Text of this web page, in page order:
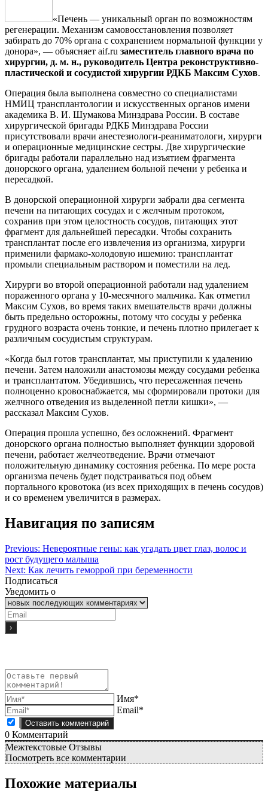
«Печень — уникальный орган по возможностям
регенерации. Механизм самовосстановления позволяет
забирать до 70% органа с сохранением нормальной функции у
донора», — объясняет aif.ru заместитель главного врача по
хирургии, д. м. н., руководитель Центра реконструктивно-
пластической и сосудистой хирургии РДКБ Максим Сухов.
Операция была выполнена совместно со специалистами
НМИЦ трансплантологии и искусственных органов имени
академика В. И. Шумакова Минздрава России. В составе
хирургической бригады РДКБ Минздрава России
присутствовали врачи анестезиологи-реаниматологи, хирурги
и операционные медицинские сестры. Две хирургические
бригады работали параллельно над изъятием фрагмента
донорского органа, удалением больной печени у ребенка и
пересадкой.
В донорской операционной хирурги забрали два сегмента
печени на питающих сосудах и с желчным протоком,
сохранив при этом целостность сосудов, питающих этот
фрагмент для дальнейшей пересадки. Чтобы сохранить
трансплантат после его извлечения из организма, хирурги
применили фармако-холодовую ишемию: трансплантат
промыли специальным раствором и поместили на лед.
Хирурги во второй операционной работали над удалением
пораженного органа у 10-месячного мальчика. Как отметил
Максим Сухов, во время таких вмешательств врачи должны
быть предельно осторожны, потому что сосуды у ребенка
грудного возраста очень тонкие, и печень плотно прилегает к
различным сосудистым структурам.
«Когда был готов трансплантат, мы приступили к удалению
печени. Затем наложили анастомозы между сосудами ребенка
и трансплантатом. Убедившись, что пересаженная печень
полноценно кровоснабжается, мы сформировали протоки для
желчного отведения из выделенной петли кишки», —
рассказал Максим Сухов.
Операция прошла успешно, без осложнений. Фрагмент
донорского органа полностью выполняет функции здоровой
печени, работает желчеотведение. Врачи отмечают
положительную динамику состояния ребенка. По мере роста
организма печень будет подстраиваться под объем
портального кровотока (из всех приходящих в печень сосудов)
и со временем увеличится в размерах.
Навигация по записям
Previous: Невероятные гены: как угадать цвет глаз, волос и
рост будущего малыша
Next: Как лечить геморрой при беременности
Подписаться
Уведомить о
Имя*
Email*
0 Комментарий
Межтекстовые Отзывы
Посмотреть все комментарии
Похожие материалы